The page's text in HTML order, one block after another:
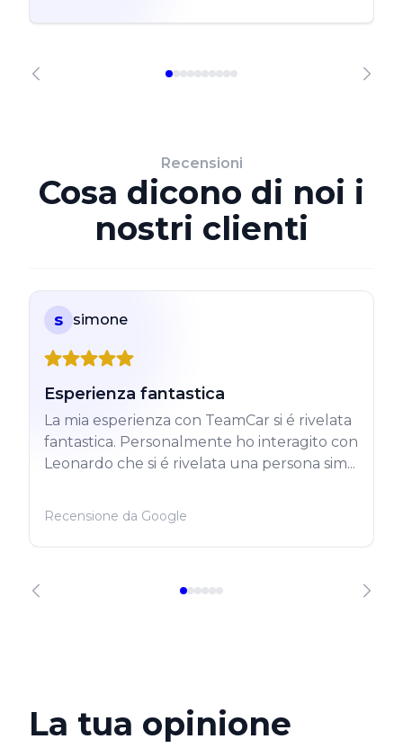
Recensioni
Cosa dicono di noi i
nostri clienti
s simone
Esperienza fantastica
La mia esperienza con TeamCar si é rivelata
fantastica. Personalmente ho interagito con
Leonardo che si é rivelata una persona sim...
Recensione da Google
La tua opinione